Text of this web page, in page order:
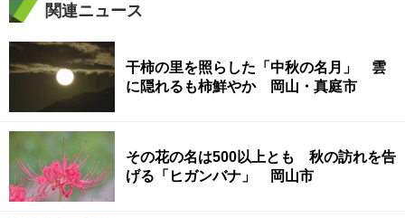
関連ニュース
干柿の里を照らした「中秋の名月」 雲
に隠れるも柿鮮やか 岡山・真庭市
その花の名は500以上とも 秋の訪れを告
げる「ヒガンバナ」 岡山市